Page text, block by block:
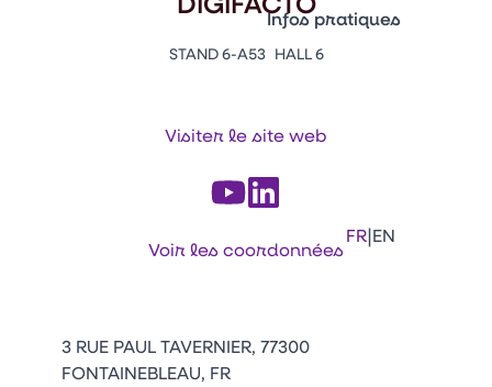
Vitrine Innovations
Emballages
Infos pratiques
Contacts
Appuyez sur Entrée pour
FR|EN
STAND 6-A53 HALL 6
Visiter le site web
Voir les coordonnées
3 RUE PAUL TAVERNIER, 77300
FONTAINEBLEAU, FR